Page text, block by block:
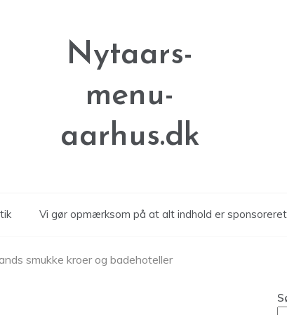
Nytaars-
menu-
aarhus.dk
Vi gør opmærksom på at alt indhold er sponsoreret
smukke kroer og badehoteller